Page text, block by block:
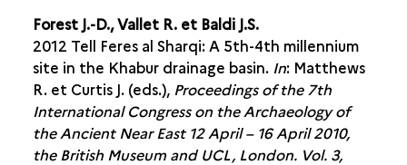
Forest J.-D., Vallet R. et Baldi J.S.
2012 Tell Feres al Sharqi: A 5th-4th millennium
site in the Khabur drainage basin.In: Matthews
R. et Curtis J. (eds.), Proceedings of the 7th
International Congress on the Archaeology of
the Ancient Near East 12 April – 16 April 2010,
the British Museum and UCL, London. Vol. 3,